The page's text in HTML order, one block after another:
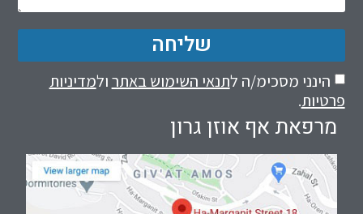
מרפאת אף אוזן גרון
הינני מסכימ/ה לתנאי השימוש באתרולמדיניות
פרטיות.
שליחה